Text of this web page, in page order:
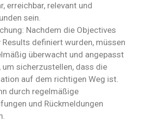
erreichbar, relevant und
sein.
Nachdem die Objectives
Results definiert wurden, müssen
überwacht und angepasst
um sicherzustellen, dass die
auf dem richtigen Weg ist.
durch regelmäßige
und Rückmeldungen